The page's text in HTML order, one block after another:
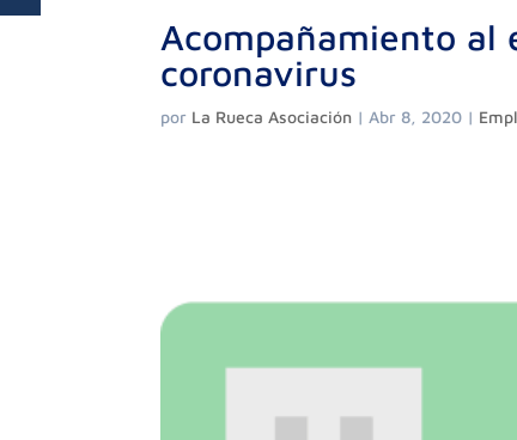
Acompañamiento al
coronavirus
por La Rueca Asociación | Abr 8, 2020 |